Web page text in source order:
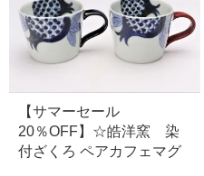
【サマーセール
20％OFF】☆皓洋窯 染
付ざくろ ペアカフェマグ